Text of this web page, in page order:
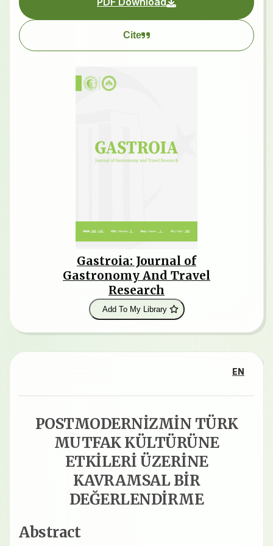
Cite
Gastroia: Journal of
Gastronomy And Travel
Research
Add To My Library
EN
POSTMODERNİZMİN TÜRK
MUTFAK KÜLTÜRÜNE
ETKİLERİ ÜZERİNE
KAVRAMSAL BİR
DEĞERLENDİRME
Abstract